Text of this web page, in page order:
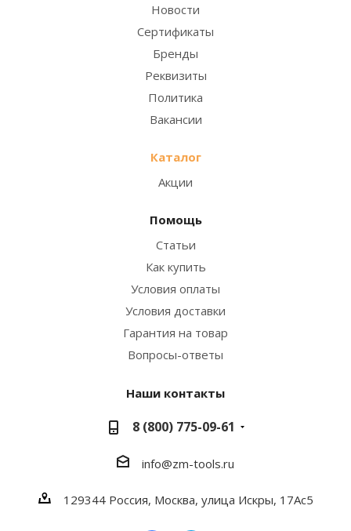
Новости
Сертификаты
Бренды
Реквизиты
Политика
Вакансии
Каталог
Акции
Помощь
Статьи
Как купить
Условия оплаты
Условия доставки
Гарантия на товар
Вопросы-ответы
Наши контакты
8 (800) 775-09-61
info@zm-tools.ru
129344 Россия, Москва, улица Искры, 17Ас5